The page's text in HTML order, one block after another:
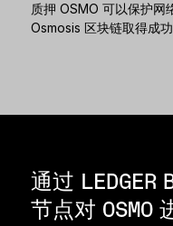
质押 OSMO 可以保护网
Osmosis 区块链取得成功
通过 LEDGER
节点对 OSMO